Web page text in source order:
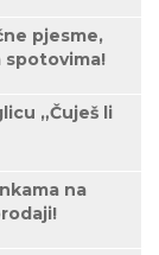
pjesme,
spotovima!
„Čuješ li
na